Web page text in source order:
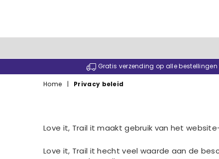
Gratis verzending op alle
Home | Privacy beleid
Love it, Trail it maakt gebruik van het
Love it, Trail it hecht veel waarde aan de